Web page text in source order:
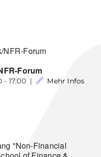
Forum
17:00 | Mehr Infos